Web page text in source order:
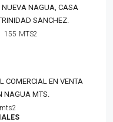
NUEVA NAGUA, CASA
SANCHEZ.
155 MTS2
COMERCIAL EN VENTA
NAGUA MTS.
mts2